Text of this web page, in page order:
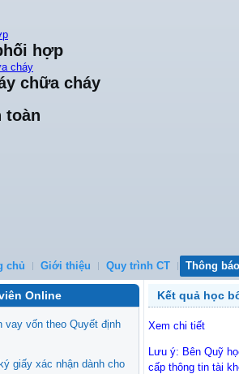
hợp
cháy
chữa cháy
toàn
chủ Giới thiệu Quy trình CT Thông báo
Online
vay vốn theo Quyết định
giấy xác nhận dành cho
Kết quả học
Xem chi tiết
Lưu ý: Bên Quỹ
cấp thông tin tài